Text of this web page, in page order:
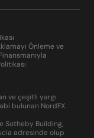
Önleme ve
ve çeşitli yargı
bulunan NordFX
Sotheby Building,
adresinde olup